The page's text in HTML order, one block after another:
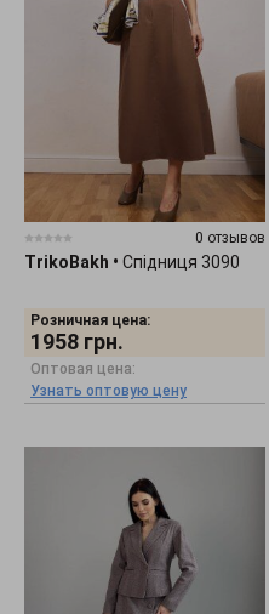
0 отзывов
TrikoBakh • Спідниця 3090
Розничная цена:
1958 грн.
Оптовая цена:
Узнать оптовую цену